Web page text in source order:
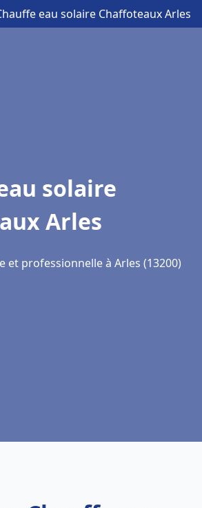
eau solaire Chaffoteaux Arles
solaire
Arles
professionnelle à Arles (13200)